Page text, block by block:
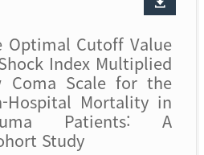
Optimal Cutoff Value
Index Multiplied
Coma Scale for the
Hospital Mortality in
Patients: A
Study